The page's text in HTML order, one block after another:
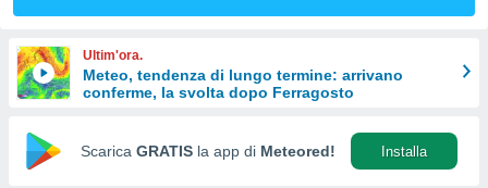
di
Web
Ultim'ora.
Meteo, tendenza di lungo termine: arrivano
conferme, la svolta dopo Ferragosto
Scarica GRATIS la app di Meteored! Installa